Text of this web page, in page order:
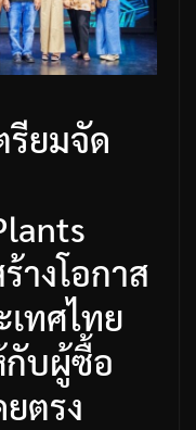
ยมจัด
างโอกาส
เทศไทย
กับผู้ซื้อ
ตรง